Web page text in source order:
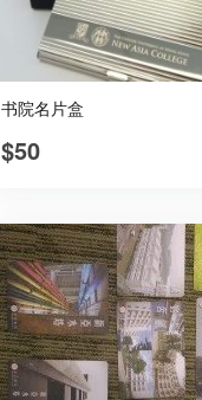
书院名片盒
$50